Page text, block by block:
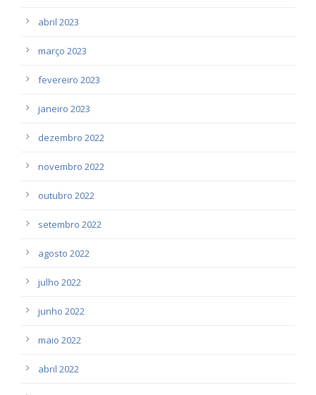
abril 2023
março 2023
fevereiro 2023
janeiro 2023
dezembro 2022
novembro 2022
outubro 2022
setembro 2022
agosto 2022
julho 2022
junho 2022
maio 2022
abril 2022